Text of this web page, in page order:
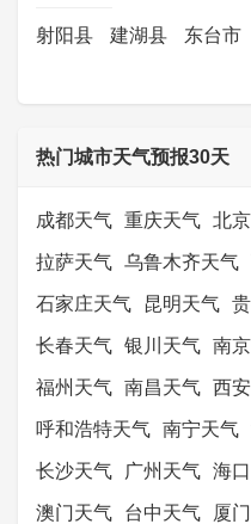
射阳县 建湖县 东台市
热门城市天气预报30天
成都天气 重庆天气 北
拉萨天气 乌鲁木齐天气
石家庄天气 昆明天气
长春天气 银川天气 南
福州天气 南昌天气 西
呼和浩特天气 南宁天气
长沙天气 广州天气 海
澳门天气 台中天气 厦